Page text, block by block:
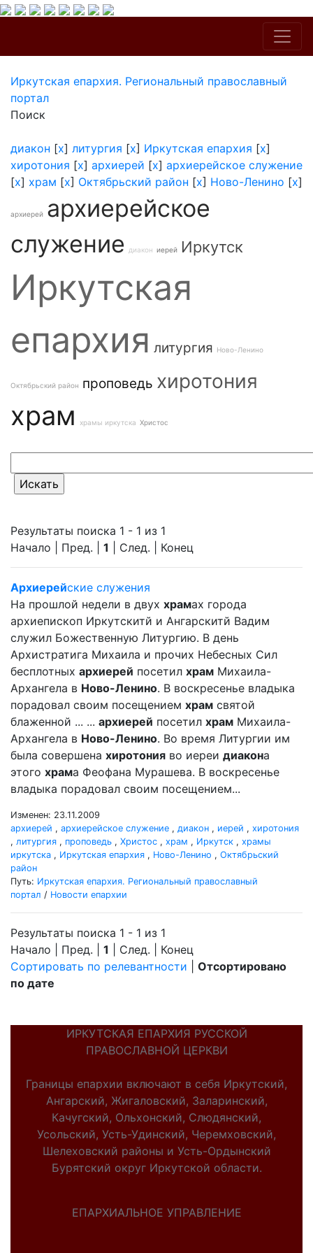
Иркутская епархия. Региональный православный
портал
Поиск
диакон [x] литургия [x] Иркутская епархия [x]
хиротония [x] архиерей [x] архиерейское служение
[x] храм [x] Октябрьский район [x] Ново-Ленино [x]
архиерей архиерейское
служение
диакон иерей Иркутск
Иркутская
епархия литургия Ново-Ленино
Октябрьский район проповедь хиротония
храм храмы иркутска Христос
Результаты поиска 1 - 1 из 1
Начало | Пред. | 1 | След. | Конец
Архиерейские служения
На прошлой недели в двух храмах города
архиепископ Иркутскитй и Ангарскитй Вадим
служил Божественную Литургию. В день
Архистратига Михаила и прочих Небесных Сил
бесплотных архиерей посетил храм Михаила-
Архангела в Ново-Ленино. В воскресенье владыка
порадовал своим посещением храм святой
блаженной ... ... архиерей посетил храм Михаила-
Архангела в Ново-Ленино. Во время Литургии им
была совершена хиротония во иереи диакона
этого храма Феофана Мурашева. В воскресенье
владыка порадовал своим посещением...
Изменен: 23.11.2009
архиерей , архиерейское служение , диакон , иерей , хиротония
, литургия , проповедь , Христос , храм , Иркутск , храмы
иркутска , Иркутская епархия , Ново-Ленино , Октябрьский
район
Путь: Иркутская епархия. Региональный православный
портал / Новости епархии
Результаты поиска 1 - 1 из 1
Начало | Пред. | 1 | След. | Конец
Сортировать по релевантности
Отсортировано
по дате
ИРКУТСКАЯ ЕПАРХИЯ РУССКОЙ
ПРАВОСЛАВНОЙ ЦЕРКВИ
Границы епархии включают в себя Иркутский,
Ангарский, Жигаловский, Заларинский,
Качугский, Ольхонский, Слюдянский,
Усольский, Усть-Удинский, Черемховский,
Шелеховский районы и Усть-Ордынский
Бурятский округ Иркутской области.
ЕПАРХИАЛЬНОЕ УПРАВЛЕНИЕ